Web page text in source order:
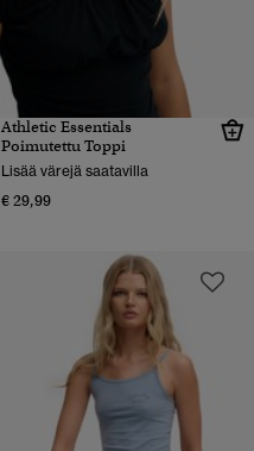
Athletic Essentials
Poimutettu Toppi
Lisää värejä saatavilla
€ 29,99